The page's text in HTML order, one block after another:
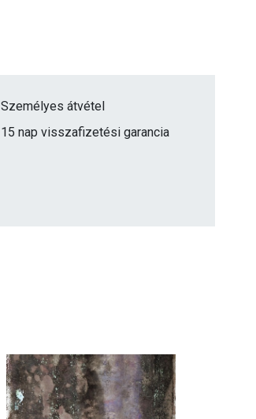
Személyes átvétel
15 nap visszafizetési garancia